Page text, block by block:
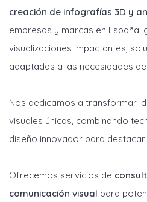
creación de infografías 3D y
empresas y marcas en España,
visualizaciones impactantes,
adaptadas a las necesidades
Nos dedicamos a transformar
visuales únicas, combinando
diseño innovador para
Ofrecemos servicios de
comunicación visual para